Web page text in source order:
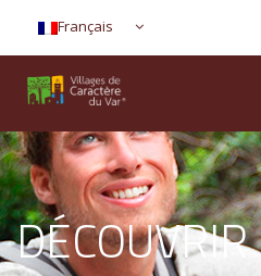
Français
DÉCOUVRIR